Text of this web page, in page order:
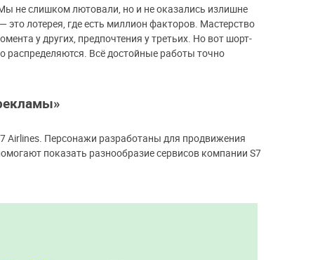
не слишком лютовали, но и не оказались излишне
лотерея, где есть миллион факторов. Мастерство
у других, предпочтения у третьих. Но вот шорт-
распределяются. Всё достойные работы точно
Airlines. Персонажи разработаны для продвижения
показать разнообразие сервисов компании S7